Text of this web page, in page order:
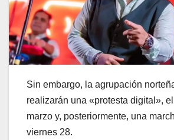
Sin embargo, la agrupación
realizarán una «protesta digital»,
marzo y, posteriormente, una
viernes 28.